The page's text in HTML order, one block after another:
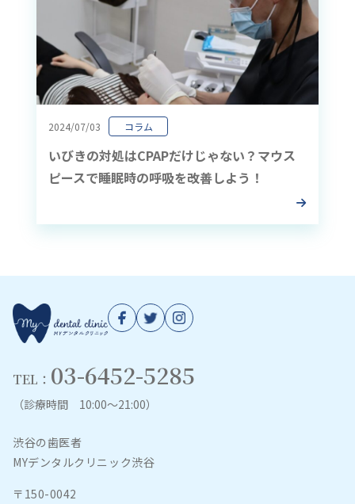
2024/07/03 コラム
いびきの対処はCPAPだけじゃない？マウス
ピースで睡眠時の呼吸を改善しよう！
TEL： 03-6452-5285
（診療時間 10:00～21:00）
渋谷の歯医者
MYデンタルクリニック渋谷
〒150-0042